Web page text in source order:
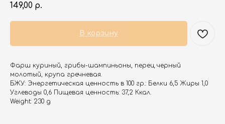
149,00 р.
В корзину
Фарш куриный, грибы-шампиньоны, перец черный
молотый, крупа гречневая.
БЖУ: Энергетическая ценность в 100 гр.: Белки 6,5 Жиры 1,0
Углеводы 0,6 Пищевая ценность: 37,2 Ккал.
Weight: 230 g